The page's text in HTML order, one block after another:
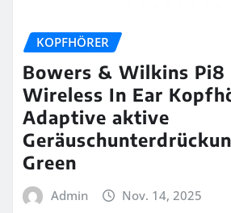
KOPFHÖRER
Bowers & Wilkins Pi8
Wireless In Ear
Adaptive aktive
Green
Admin Nov. 14, 2025